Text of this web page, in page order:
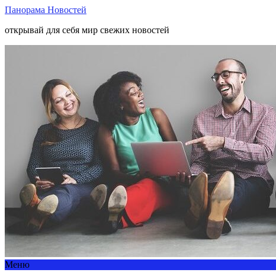
Панорама Новостей
открывай для себя мир свежих новостей
Меню